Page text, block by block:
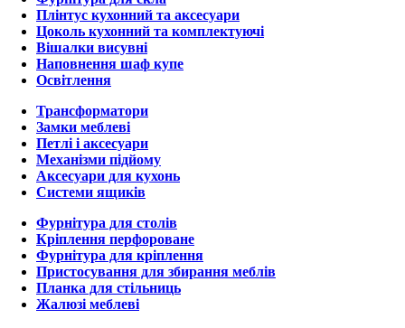
Плінтус кухонний та аксесуари
Цоколь кухонний та комплектуючі
Вішалки висувні
Наповнення шаф купе
Освітлення
Трансформатори
Замки меблеві
Петлі і аксесуари
Механізми підйому
Аксесуари для кухонь
Системи ящиків
Фурнітура для столів
Кріплення перфороване
Фурнітура для кріплення
Пристосування для збирання меблів
Планка для стільниць
Жалюзі меблеві